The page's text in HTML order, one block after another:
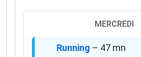
MERCREDI
Running – 47 mn